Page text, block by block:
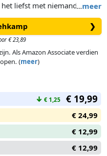
…meer
liefst met niemand delen.
de schaal met koekjes
een hebzuchtige oma! Dit is
schaal te pakken.
❯
€ 23,89
Als Amazon Associate verdien
(meer)
↓ € 1,25 € 19,99
€ 24,99
€ 12,99
€ 12,99